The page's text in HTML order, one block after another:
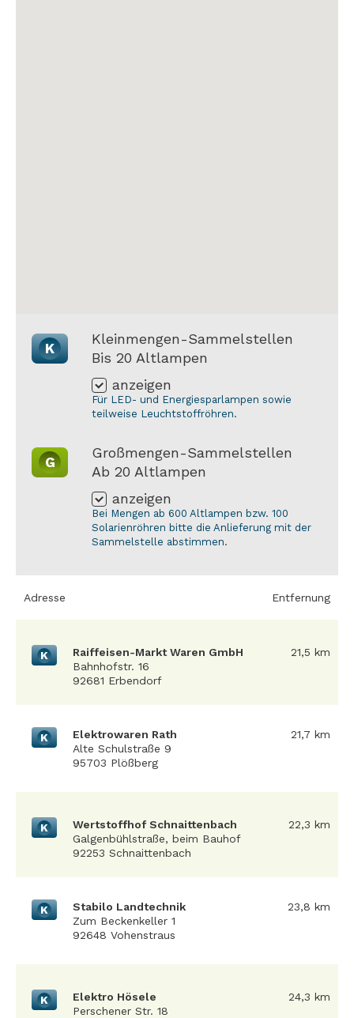
K
Kleinmengen-Sammelstellen
Bis 20 Altlampen
anzeigen
Für LED- und Energiesparlampen sowie
teilweise Leuchtstoffröhren.
G
Großmengen-Sammelstellen
Ab 20 Altlampen
anzeigen
Bei Mengen ab 600 Altlampen bzw. 100
Solarienröhren bitte die Anlieferung mit der
Sammelstelle abstimmen.
Adresse Entfernung
K
Raiffeisen-Markt Waren GmbH
Bahnhofstr. 16
92681 Erbendorf
21,5 km
K
Elektrowaren Rath
Alte Schulstraße 9
95703 Plößberg
21,7 km
K
Wertstoffhof Schnaittenbach
Galgenbühlstraße, beim Bauhof
92253 Schnaittenbach
22,3 km
K
Stabilo Landtechnik
Zum Beckenkeller 1
92648 Vohenstraus
23,8 km
K
Elektro Hösele
Perschener Str. 18
24,3 km